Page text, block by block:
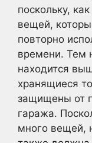
поскольку,
вещей,
повторно
времени. Тем
находится
хранящиеся
защищены от
гаража.
много вещей,